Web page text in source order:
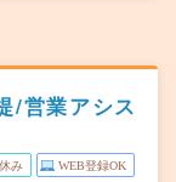
/営業アシス
み WEB登録OK